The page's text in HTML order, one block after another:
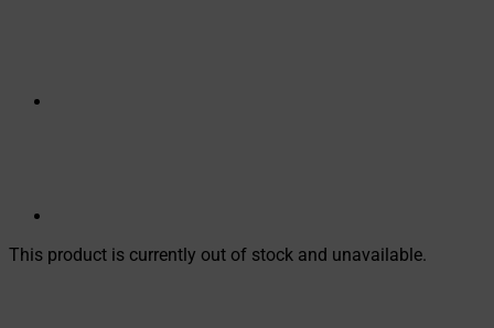
This product is currently out of stock and unavailable.